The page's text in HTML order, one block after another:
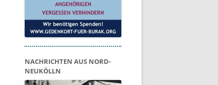
NACHRICHTEN AUS NORD-
NEUKÖLLN